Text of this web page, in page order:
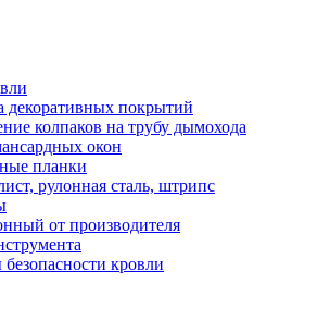
декоративных покрытий
колпаков на трубу дымохода
окон
планки
рулонная сталь, штрипс
от производителя
кровли